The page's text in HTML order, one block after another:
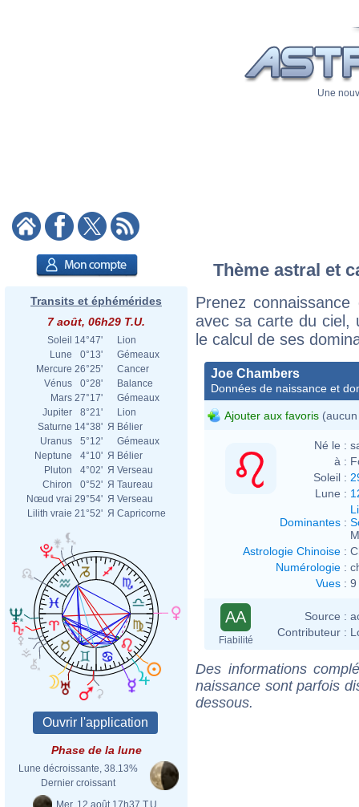
Une
Transits et éphémérides
7 août, 06h29 T.U.
Soleil 14°47'
Lion
Lune
0°13'
Gémeaux
Mercure 26°25'
Cancer
Vénus
0°28'
Balance
Mars 27°17'
Gémeaux
Jupiter
8°21'
Lion
Saturne 14°38' Я Bélier
Uranus
5°12'
Gémeaux
Neptune
4°10' Я Bélier
Pluton
4°02' Я Verseau
Chiron
0°52' Я Taureau
Nœud vrai 29°54' Я Verseau
Lilith vraie 21°52' Я Capricorne
Phase de la lune
Lune décroissante, 38.13%
Dernier croissant
Mer. 12 août 17h37 T.U.
Thème astral et
Prenez
avec sa carte du ciel,
le calcul de ses
Joe Chambers
Données de naissance et
Ajouter aux favoris
Né le :
à :
Soleil :
Lune :
Dominantes :
Astrologie Chinoise :
Numérologie :
Vues : 9
AA
Fiabilité
Source :
Contributeur :
Des informations
naissance sont parfois
dessous.